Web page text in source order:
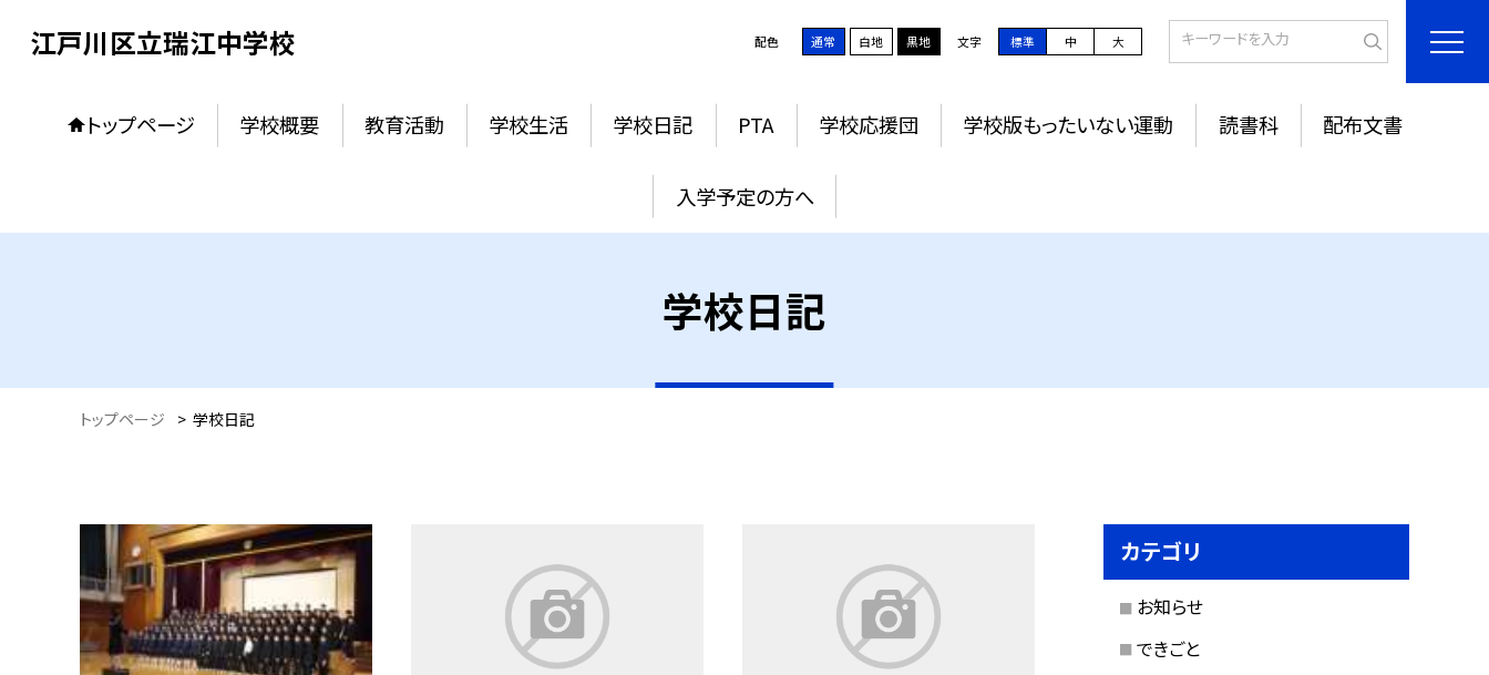
江戸川区立瑞江中学校 配色 通常 白地 黒地 文字 標準 中 大
トップページ 学校概要 教育活動 学校生活 学校日記 PTA 学校応援団 学校版もったいない運動 読書科 配布文書
入学予定の方へ
学校日記
トップページ > 学校日記
カテゴリ
お知らせ
できごと